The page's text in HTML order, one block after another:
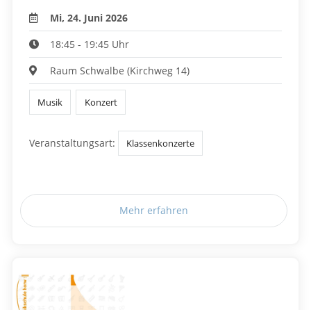
Mi, 24. Juni 2026
18:45 - 19:45 Uhr
Raum Schwalbe (Kirchweg 14)
Musik Konzert
Veranstaltungsart: Klassenkonzerte
Mehr erfahren